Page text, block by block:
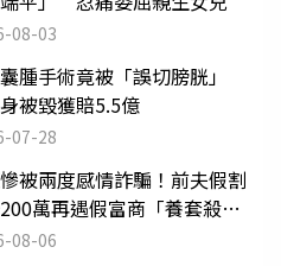
08-03
腫手術竟被「誤切膀胱」
被毀獲賠5.5億
07-28
被兩度感情詐騙！前夫假割
萬再遇假富商「養套殺
08-06